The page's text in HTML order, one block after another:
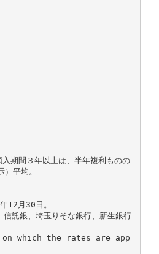
期間３年以上は、半年複利ものの
平均。
12月30日。
託銀、埼玉りそな銀行、新生銀行
which the rates are app